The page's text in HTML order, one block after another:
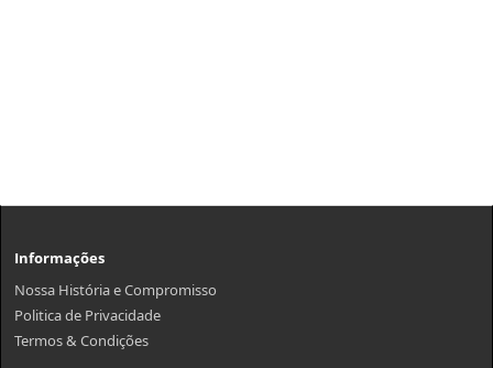
Informações
Nossa História e Compromisso
Politica de Privacidade
Termos & Condições